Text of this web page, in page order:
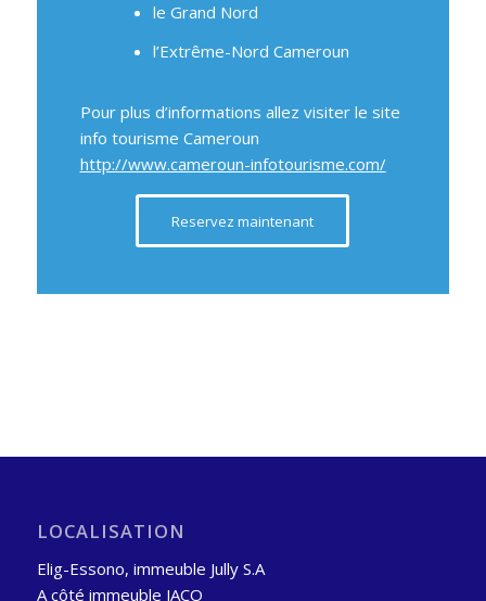
le Grand Nord
l’Extrême-Nord Cameroun
Pour plus d’informations allez visiter le site
info tourisme Cameroun
http://www.cameroun-infotourisme.com/
Reservez maintenant
LOCALISATION
Elig-Essono, immeuble Jully S.A
A côté immeuble JACO